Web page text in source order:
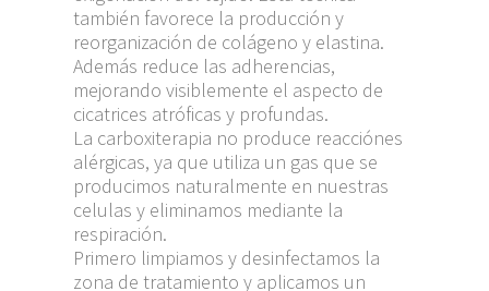
también favorece la producción y
reorganización de colágeno y elastina.
Además reduce las adherencias,
mejorando visiblemente el aspecto de
cicatrices atróficas y profundas.
La carboxiterapia no produce reacciónes
alérgicas, ya que utiliza un gas que se
producimos naturalmente en nuestras
celulas y eliminamos mediante la
respiración.
Primero limpiamos y desinfectamos la
zona de tratamiento y aplicamos un